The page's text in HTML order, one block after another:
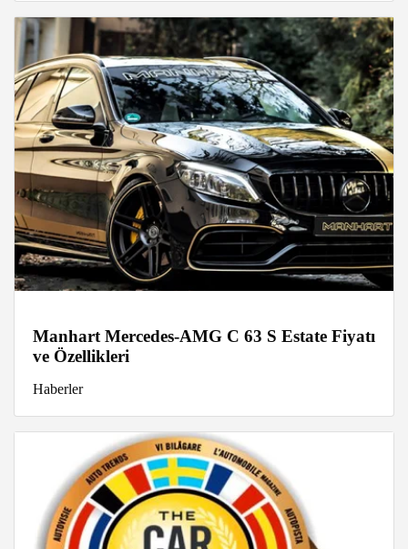
Manhart Mercedes-AMG C 63 S Estate Fiyatı
ve Özellikleri
Haberler